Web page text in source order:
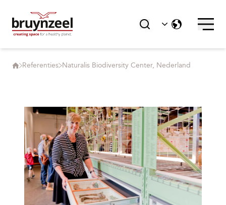
Referenties Naturalis Biodiversity Center, Nederland